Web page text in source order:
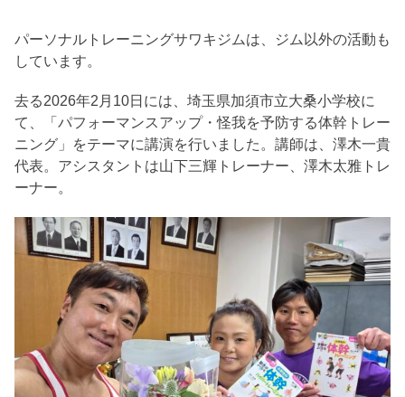
パーソナルトレーニングサワキジムは、ジム以外の活動も
しています。
去る2026年2月10日には、埼玉県加須市立大桑小学校に
て、「パフォーマンスアップ・怪我を予防する体幹トレー
ニング」をテーマに講演を行いました。講師は、澤木一貴
代表。アシスタントは山下三輝トレーナー、澤木太雅トレ
ーナー。